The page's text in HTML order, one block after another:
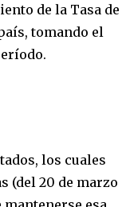
de la Tasa de
tomando el
los cuales
(del 20 de marzo